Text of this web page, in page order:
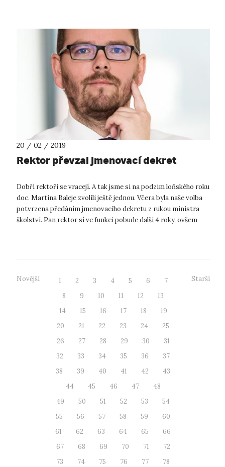
20 / 02 / 2019
Rektor převzal jmenovací dekret
Dobří rektoři se vracejí. A tak jsme si na podzim loňského roku
doc. Martina Baleje zvolili ještě jednou. Včera byla naše volba
potvrzena předáním jmenovacího dekretu z rukou ministra
školství. Pan rektor si ve funkci pobude další 4 roky, ovšem
Novější 1 2 3 4 5 6
7
8
9 10 11 12
13
14
15 16 17 18
19
20
21 22 23 24
25
26
27 28 29 30
31
32
33 34 35 36
37
38
39 40 41 42
43
44
45 46 47
48
49
50 51 52 53
54
55
56 57 58 59
60
61
62 63 64 65
66
67
68 69 70 71
72
73
74 75 76 77
78
Starší